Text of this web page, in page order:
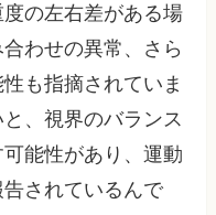
の左右差がある場
わせの異常、さら
も指摘されていま
、視界のバランス
能性があり、運動
されているんで